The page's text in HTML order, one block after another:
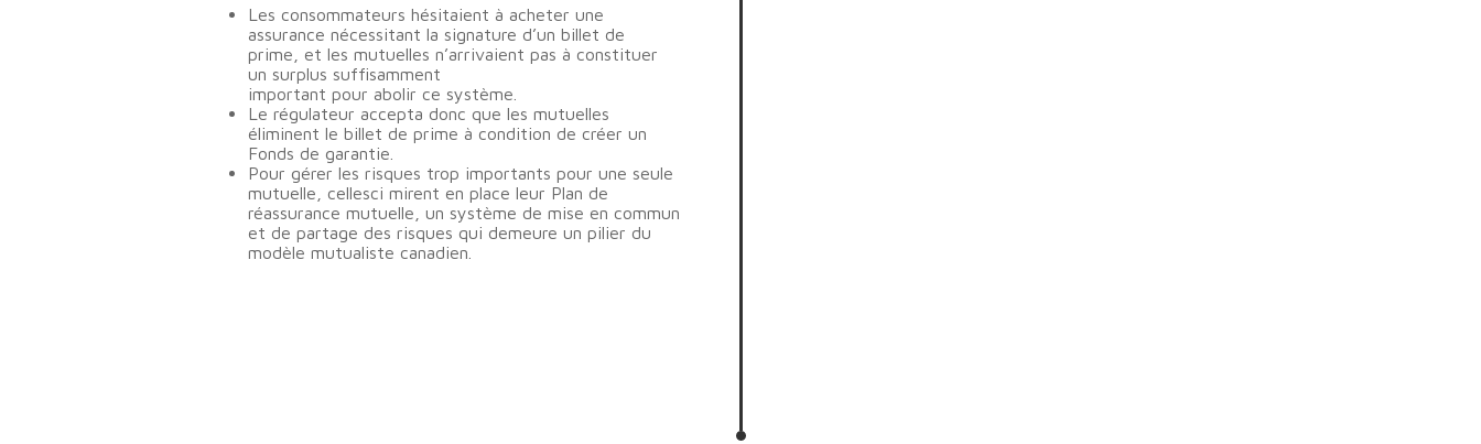
Les consommateurs hésitaient à acheter une
assurance nécessitant la signature d’un billet de
prime, et les mutuelles n’arrivaient pas à constituer
un surplus suffisamment
important pour abolir ce système.
Le régulateur accepta donc que les mutuelles
éliminent le billet de prime à condition de créer un
Fonds de garantie.
Pour gérer les risques trop importants pour une seule
mutuelle, cellesci mirent en place leur Plan de
réassurance mutuelle, un système de mise en commun
et de partage des risques qui demeure un pilier du
modèle mutualiste canadien.